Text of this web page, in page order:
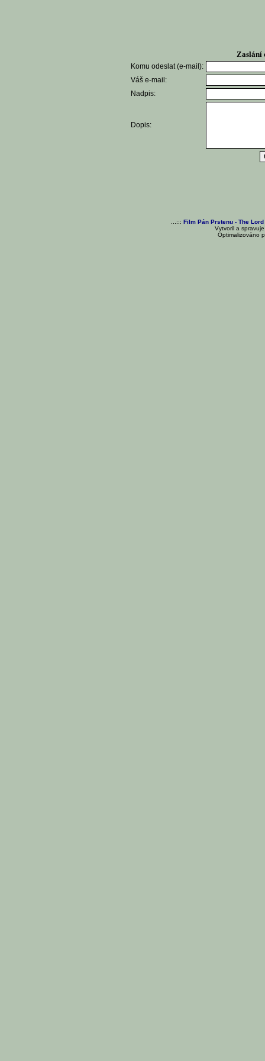
Zaslání
Komu odeslat (e-mail):
Váš e-mail:
Nadpis:
Dopis:
...::: Film Pán Prstenu - The
Vytvoril a
Optimalizováno